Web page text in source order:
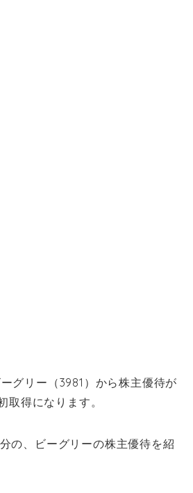
グリー（3981）から株主優待が
取得になります。
の、ビーグリーの株主優待を紹